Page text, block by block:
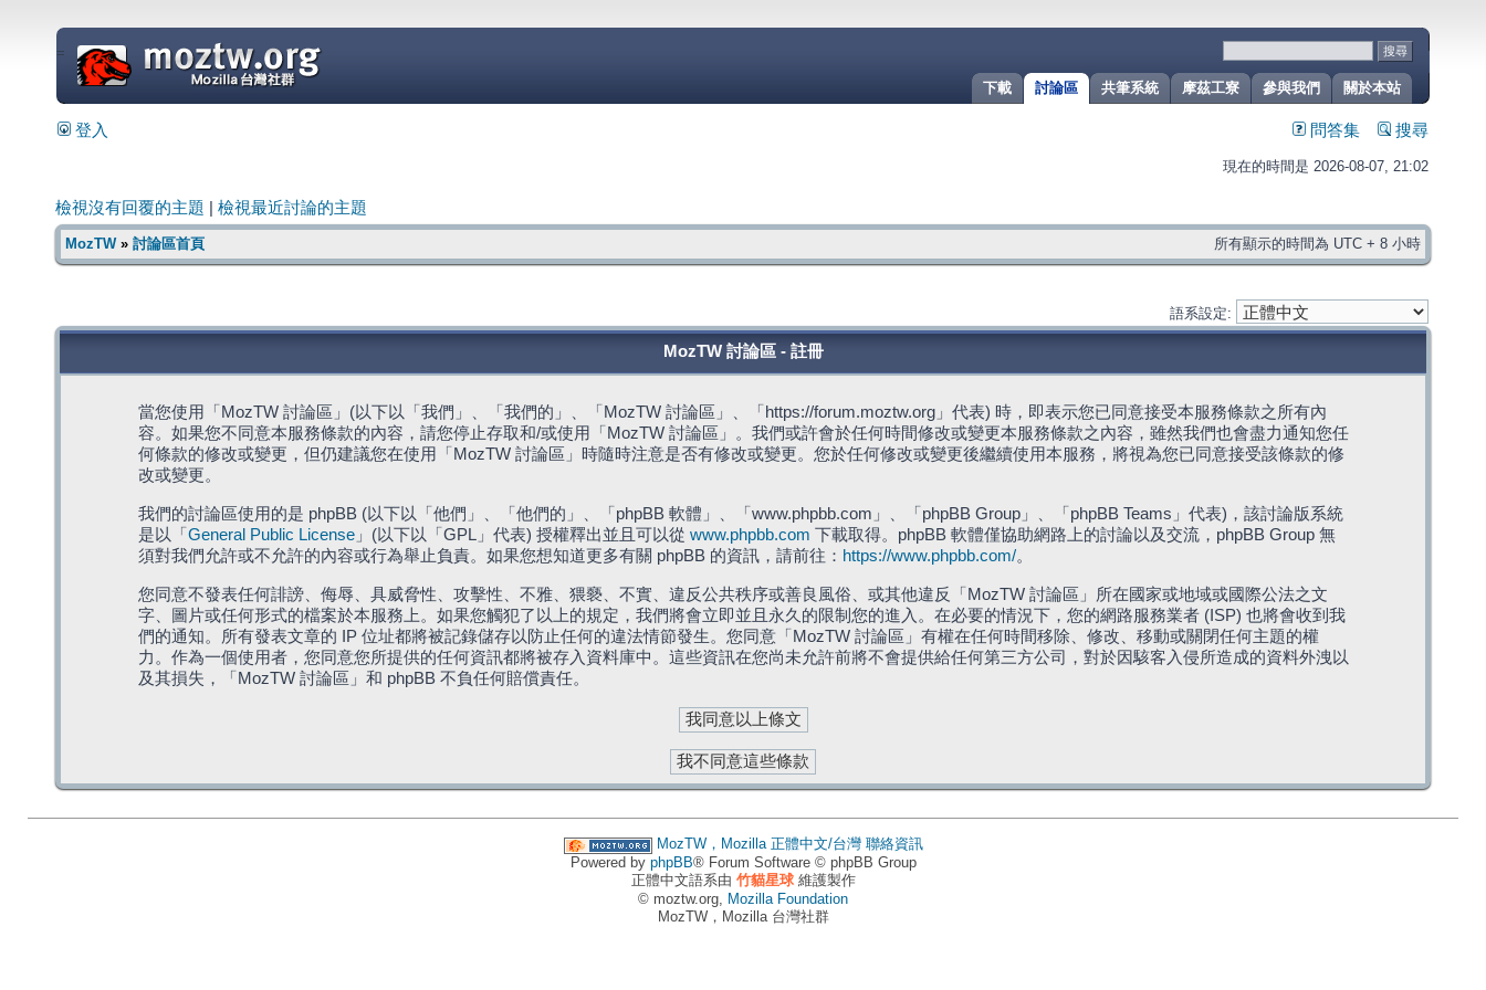
關於本站
參與我們
摩茲工寮
共筆系統
討論區
下載
=
登入 問答集 搜尋
現在的時間是 2026-08-07, 21:02
檢視沒有回覆的主題 檢視最近討論的主題
MozTW» 討論區首頁 所有顯示的時間為 UTC + 8 小時
語系設定:
MozTW 討論區 - 註冊
當您使用「MozTW 討論區」(以下以「我們」、「我們的」、「MozTW 討論區」、「https://forum.moztw.org」代表) 時，即表示您已同意接受本服務條款之所有內
容。如果您不同意本服務條款的內容，請您停止存取和/或使用「MozTW 討論區」。我們或許會於任何時間修改或變更本服務條款之內容，雖然我們也會盡力通知您任
何條款的修改或變更，但仍建議您在使用「MozTW 討論區」時隨時注意是否有修改或變更。您於任何修改或變更後繼續使用本服務，將視為您已同意接受該條款的修
改或變更。
我們的討論區使用的是 phpBB (以下以「他們」、「他們的」、「phpBB 軟體」、「www.phpbb.com」、「phpBB Group」、「phpBB Teams」代表)，該討論版系統
是以「 General Public License」(以下以「GPL」代表) 授權釋出並且可以從 www.phpbb.com 下載取得。phpBB 軟體僅協助網路上的討論以及交流，phpBB Group 無
須對我們允許或不允許的內容或行為舉止負責。如果您想知道更多有關 phpBB 的資訊，請前往： https://www.phpbb.com/。
您同意不發表任何誹謗、侮辱、具威脅性、攻擊性、不雅、猥褻、不實、違反公共秩序或善良風俗、或其他違反「MozTW 討論區」所在國家或地域或國際公法之文
字、圖片或任何形式的檔案於本服務上。如果您觸犯了以上的規定，我們將會立即並且永久的限制您的進入。在必要的情況下，您的網路服務業者 (ISP) 也將會收到我
們的通知。所有發表文章的 IP 位址都將被記錄儲存以防止任何的違法情節發生。您同意「MozTW 討論區」有權在任何時間移除、修改、移動或關閉任何主題的權
力。作為一個使用者，您同意您所提供的任何資訊都將被存入資料庫中。這些資訊在您尚未允許前將不會提供給任何第三方公司，對於因駭客入侵所造成的資料外洩以
及其損失，「MozTW 討論區」和 phpBB 不負任何賠償責任。
MozTW，Mozilla 正體中文/台灣 聯絡資訊
Powered by phpBB® Forum Software © phpBB Group
正體中文語系由 竹貓星球維護製作
© moztw.org, Mozilla Foundation
MozTW，Mozilla 台灣社群